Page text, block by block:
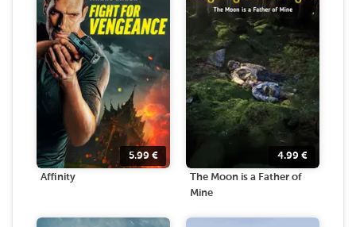
5.99 €
Affinity
4.99 €
The Moon is a Father of
Mine